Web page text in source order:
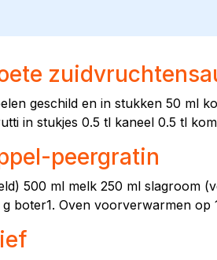
geschild en in stukken 50 ml
in stukjes 0.5 tl kaneel 0.5 tl
peergratin
500 ml melk 250 ml slagroom
boter1. Oven voorverwarmen op